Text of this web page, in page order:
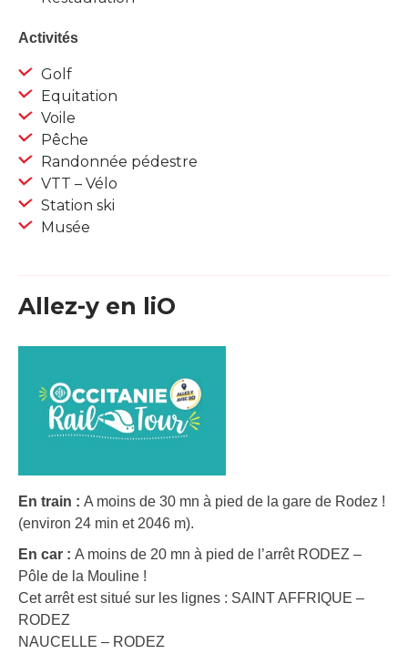
Activités
Golf
Equitation
Voile
Pêche
Randonnée pédestre
VTT – Vélo
Station ski
Musée
Allez-y en liO
En train : A moins de 30 mn à pied de la gare de Rodez !
(environ 24 min et 2046 m).
En car : A moins de 20 mn à pied de l’arrêt RODEZ –
Pôle de la Mouline !
Cet arrêt est situé sur les lignes : SAINT AFFRIQUE –
RODEZ
NAUCELLE – RODEZ